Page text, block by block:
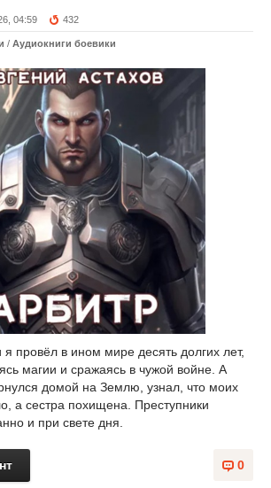
04:59 432
/ Аудиокниги боевики
я провёл в ином мире десять долгих лет,
магии и сражаясь в чужой войне. А
домой на Землю, узнал, что моих
а сестра похищена. Преступники
и при свете дня.
0